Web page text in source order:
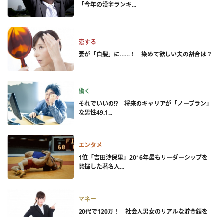
「今年の漢字ランキ...
恋する
妻が「白髪」に……！ 染めて欲しい夫の割合は？
働く
それでいいの!? 将来のキャリアが「ノープラン」
な男性49.1...
エンタメ
1位「吉田沙保里」2016年最もリーダーシップを
発揮した著名人...
マネー
20代で120万！ 社会人男女のリアルな貯金額を